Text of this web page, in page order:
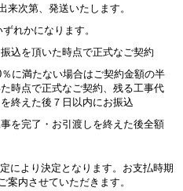
来次第、発送いたします。
れかになります。
込を頂いた時点で正式なご契約
に満たない場合はご契約金額の半
時点で正式なご契約、残る工事代
終えた後７日以内にお振込
を完了・お引渡しを終えた後全額
により決定となります。お支払時期
案内させていただきます。